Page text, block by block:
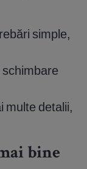
simple,
multe detalii,
bine